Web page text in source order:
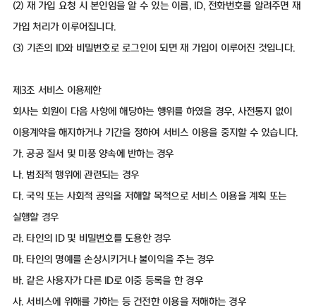
(2) 재 가입 요청 시 본인임을 알 수 있는 이름, ID, 전화번호를 알려주면 재
가입 처리가 이루어집니다.
(3) 기존의 ID와 비밀번호로 로그인이 되면 재 가입이 이루어진 것입니다.
제3조 서비스 이용제한
회사는 회원이 다음 사항에 해당하는 행위를 하였을 경우, 사전통지 없이
이용계약을 해지하거나 기간을 정하여 서비스 이용을 중지할 수 있습니다.
가. 공공 질서 및 미풍 양속에 반하는 경우
나. 범죄적 행위에 관련되는 경우
다. 국익 또는 사회적 공익을 저해할 목적으로 서비스 이용을 계획 또는
실행할 경우
라. 타인의 ID 및 비밀번호를 도용한 경우
마. 타인의 명예를 손상시키거나 불이익을 주는 경우
바. 같은 사용자가 다른 ID로 이중 등록을 한 경우
사. 서비스에 위해를 가하는 등 건전한 이용을 저해하는 경우